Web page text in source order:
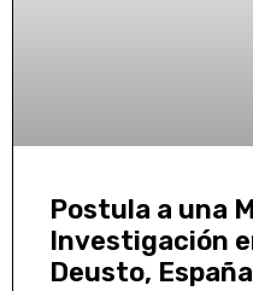
Postula a una
Investigación
Deusto, España